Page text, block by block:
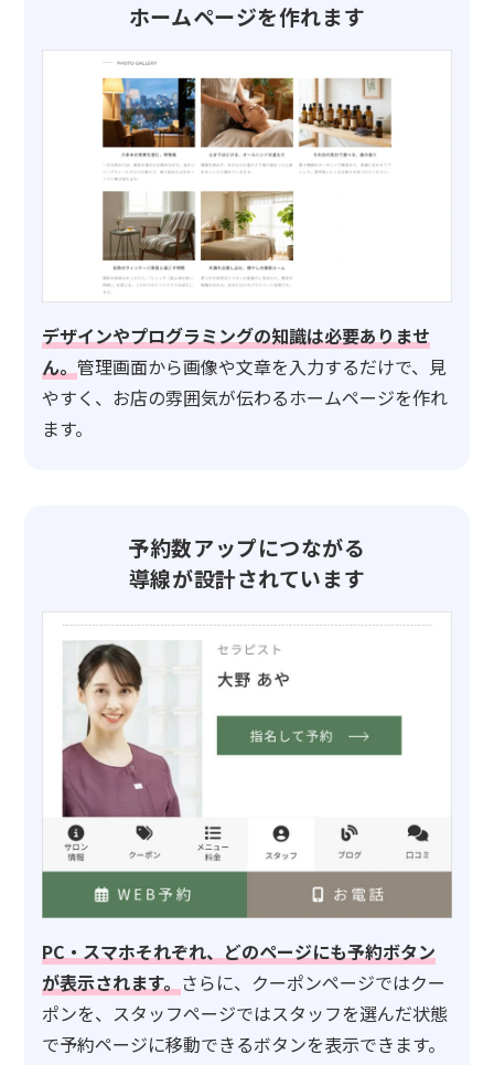
ホームページを作れます
デザインやプログラミングの知識は必要ありませ
ん。管理画面から画像や文章を入力するだけで、見
やすく、お店の雰囲気が伝わるホームページを作れ
ます。
予約数アップにつながる
導線が設計されています
PC・スマホそれぞれ、どのページにも予約ボタン
が表示されます。さらに、クーポンページではクー
ポンを、スタッフページではスタッフを選んだ状態
で予約ページに移動できるボタンを表示できます。